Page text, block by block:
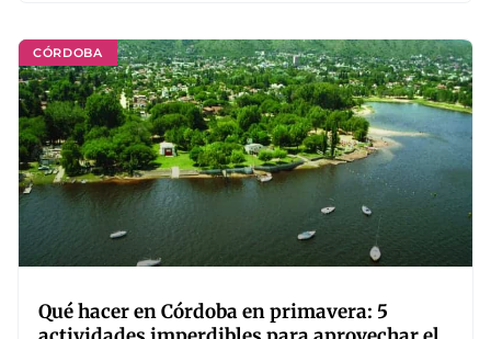
CÓRDOBA
Qué hacer en Córdoba en primavera: 5